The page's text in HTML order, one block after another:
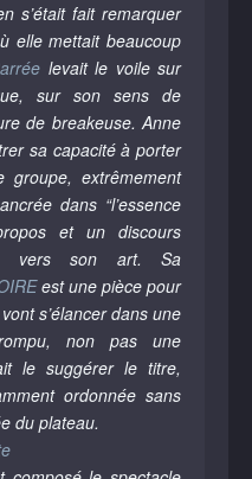
s’était fait remarquer
elle mettait beaucoup
levait le voile sur
sur son sens de
de breakeuse. Anne
sa capacité à porter
extrêmement
dans “l’essence
et un discours
vers son art. Sa
est une pièce pour
s’élancer dans une
non pas une
le suggérer le titre,
ordonnée sans
du plateau.